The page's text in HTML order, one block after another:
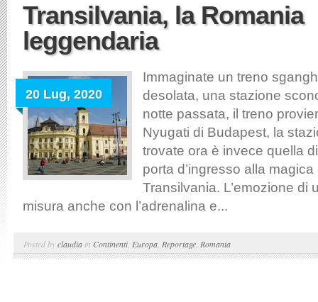
Transilvania, la Romania
leggendaria
20 Lug, 2020
Immaginate un treno
desolata, una stazione
notte passata, il treno
Nyugati di Budapest, la
trovate ora è invece quella
porta d’ingresso alla
Transilvania. L’emozione di
misura anche con l’adrenalina e...
Posted byclaudia in Continenti, Europa Reportage Romania